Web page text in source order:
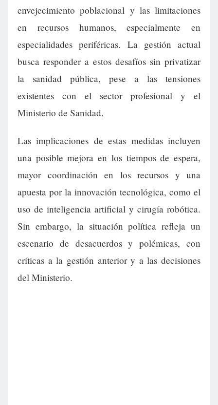
envejecimiento poblacional y las limitaciones
en recursos humanos, especialmente en
especialidades periféricas. La gestión actual
busca responder a estos desafíos sin privatizar
la sanidad pública, pese a las tensiones
existentes con el sector profesional y el
Ministerio de Sanidad.
Las implicaciones de estas medidas incluyen
una posible mejora en los tiempos de espera,
mayor coordinación en los recursos y una
apuesta por la innovación tecnológica, como el
uso de inteligencia artificial y cirugía robótica.
Sin embargo, la situación política refleja un
escenario de desacuerdos y polémicas, con
críticas a la gestión anterior y a las decisiones
del Ministerio.